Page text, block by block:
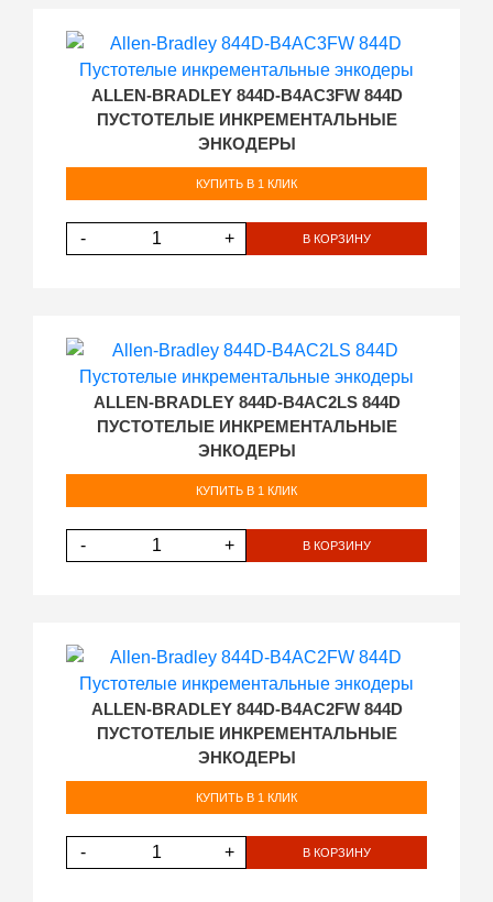
ALLEN-BRADLEY 844D-B4AC3FW 844D
ПУСТОТЕЛЫЕ ИНКРЕМЕНТАЛЬНЫЕ
ЭНКОДЕРЫ
КУПИТЬ В 1 КЛИК
- + В КОРЗИНУ
ALLEN-BRADLEY 844D-B4AC2LS 844D
ПУСТОТЕЛЫЕ ИНКРЕМЕНТАЛЬНЫЕ
ЭНКОДЕРЫ
КУПИТЬ В 1 КЛИК
- + В КОРЗИНУ
ALLEN-BRADLEY 844D-B4AC2FW 844D
ПУСТОТЕЛЫЕ ИНКРЕМЕНТАЛЬНЫЕ
ЭНКОДЕРЫ
КУПИТЬ В 1 КЛИК
- + В КОРЗИНУ